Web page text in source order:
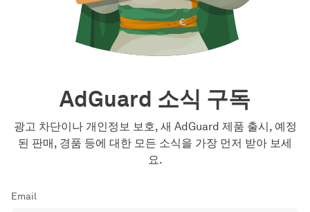
AdGuard 소식 구독
광고 차단이나 개인정보 보호, 새 AdGuard 제품 출시, 예정
된 판매, 경품 등에 대한 모든 소식을 가장 먼저 받아 보세
요.
Email